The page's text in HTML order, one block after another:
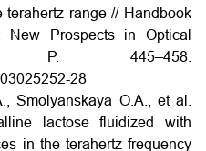
range // Handbook
Prospects in Optical
P. 445–458.
28
Smolyanskaya O.A., et al.
lactose fluidized with
in the terahertz frequency